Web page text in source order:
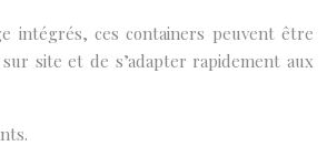
intégrés, ces containers peuvent être
site et de s’adapter rapidement aux